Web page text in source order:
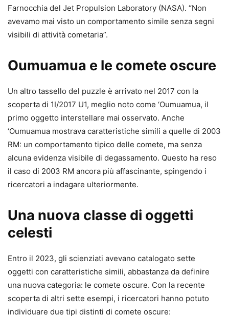
Farnocchia del Jet Propulsion Laboratory (NASA). “Non
avevamo mai visto un comportamento simile senza segni
visibili di attività cometaria”.
Oumuamua e le comete oscure
Un altro tassello del puzzle è arrivato nel 2017 con la
scoperta di 1I/2017 U1, meglio noto come ‘Oumuamua, il
primo oggetto interstellare mai osservato. Anche
‘Oumuamua mostrava caratteristiche simili a quelle di 2003
RM: un comportamento tipico delle comete, ma senza
alcuna evidenza visibile di degassamento. Questo ha reso
il caso di 2003 RM ancora più affascinante, spingendo i
ricercatori a indagare ulteriormente.
Una nuova classe di oggetti
celesti
Entro il 2023, gli scienziati avevano catalogato sette
oggetti con caratteristiche simili, abbastanza da definire
una nuova categoria: le comete oscure. Con la recente
scoperta di altri sette esempi, i ricercatori hanno potuto
individuare due tipi distinti di comete oscure: